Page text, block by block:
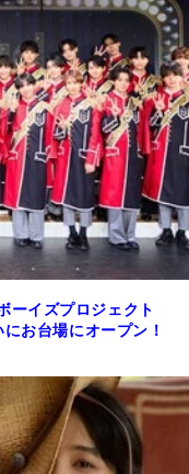
ーイズプロジェクト
お台場にオープン！